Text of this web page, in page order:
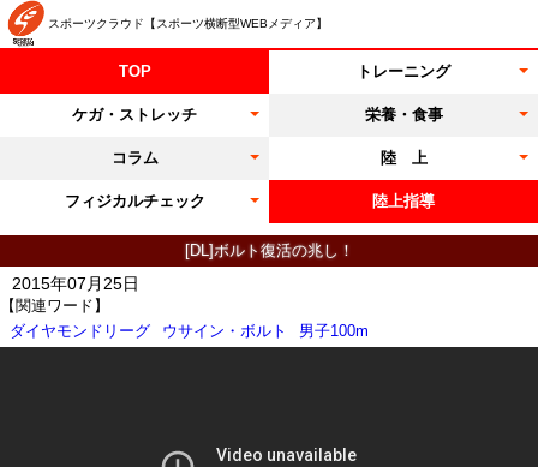
スポーツクラウド【スポーツ横断型WEBメディア】
TOP トレーニング
ケガ・ストレッチ 栄養・食事
コラム 陸 上
フィジカルチェック 陸上指導
[DL]ボルト復活の兆し！
【関連ワード】
ダイヤモンドリーグ
ウサイン・ボルト 男子100m
2015年07月25日